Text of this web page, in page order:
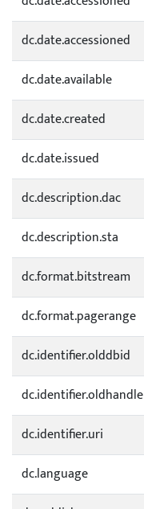
dc.date.accessioned
dc.date.available
dc.date.created
dc.date.issued
dc.description.dac
dc.description.sta
dc.format.bitstream
dc.format.pagerange
dc.identifier.olddbid
dc.identifier.oldhandle
dc.identifier.uri
dc.language